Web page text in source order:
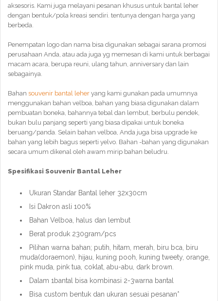
aksesoris. Kami juga melayani pesanan khusus untuk bantal leher
dengan bentuk/pola kreasi sendiri. tentunya dengan harga yang
berbeda.
Penempatan logo dan nama bisa digunakan sebagai sarana promosi
perusahaan Anda, atau ada juga yg memesan di kami untuk berbagai
macam acara, berupa reuni, ulang tahun, anniversary dan lain
sebagainya.
Bahan souvenir bantal leher yang kami gunakan pada umumnya
menggunakan bahan velboa, bahan yang biasa digunakan dalam
pembuatan boneka, bahannya tebal dan lembut, berbulu pendek,
bukan bulu panjang seperti yang biasa dipakai untuk boneka
beruang/panda. Selain bahan velboa, Anda juga bisa upgrade ke
bahan yang lebih bagus seperti yelvo. Bahan -bahan yang digunakan
secara umum dikenal oleh awam mirip bahan beludru.
Spesifikasi Souvenir Bantal Leher
Ukuran Standar Bantal leher 32x30cm
Isi Dakron asli 100%
Bahan Velboa, halus dan lembut
Berat produk 230gram/pcs
Pilihan warna bahan; putih, hitam, merah, biru bca, biru
muda(doraemon), hijau, kuning pooh, kuning tweety, orange,
pink muda, pink tua, coklat, abu-abu, dark brown.
Dalam 1bantal bisa kombinasi 2-3warna bantal
Bisa custom bentuk dan ukuran sesuai pesanan*